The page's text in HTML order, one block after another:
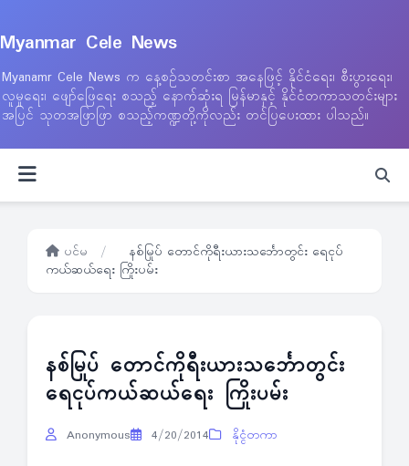
Myanmar Cele News
Myanamr Cele News က နေ့စဉ်သတင်းစာ အနေဖြင့် နိုင်ငံရေး၊ စီးပွားရေး၊
လူမှုရေး၊ ဖျော်ဖြေရေး စသည့် နောက်ဆုံးရ မြန်မာနှင့် နိုင်ငံတကာသတင်းများ
အပြင် သုတအဖြာဖြာ စသည့်ကဏ္ဍတို့ကိုလည်း တင်ပြပေးထား ပါသည်။
ပင်မ /
နစ်မြုပ် တောင်ကိုရီးယားသင်္ဘောတွင်း ရေငုပ်
ကယ်ဆယ်ရေး ကြိုးပမ်း
နစ်မြုပ် တောင်ကိုရီးယားသင်္ဘောတွင်း
ရေငုပ်ကယ်ဆယ်ရေး ကြိုးပမ်း
Anonymous 4/20/2014 နိုင္ငံတကာ